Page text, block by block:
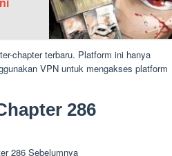
chapter terbaru. Platform ini hanya
VPN untuk mengakses platform
286